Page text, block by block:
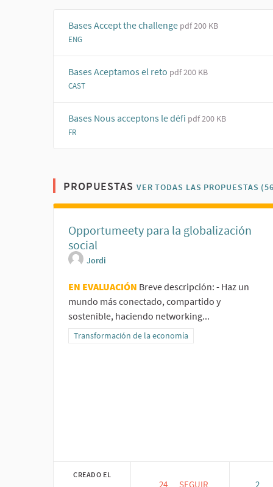
Bases Accept the challenge pdf 200 KB
ENG
Bases Aceptamos el reto pdf 200 KB
CAST
Bases Nous acceptons le défi pdf 200 KB
FR
PROPUESTAS VER TODAS LAS PROPUESTAS
Opportumeety para la globalización
social
Jordi
EN EVALUACIÓN Breve descripción: - Haz un
mundo más conectado, compartido y
sostenible, haciendo networking...
Resultados al filtrar por la categoría: Transformación
Transformación de la economía
CREADO EL
24 24 SEGUIDORAS
SEGUIR 2